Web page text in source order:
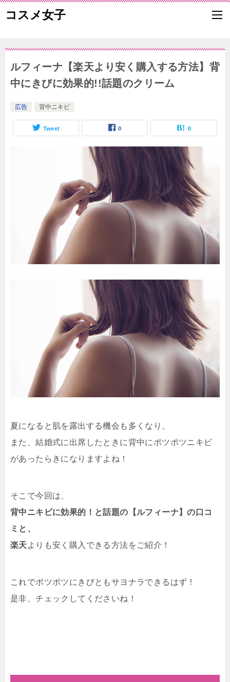
コスメ女子
ルフィーナ【楽天より安く購入する方法】背
中にきびに効果的!!話題のクリーム
広告 背中ニキビ
Tweet 0 0
夏になると肌を露出する機会も多くなり、
また、結婚式に出席したときに背中にポツポツニキビ
があったらきになりますよね！
そこで今回は、
背中ニキビに効果的！と話題の【ルフィーナ】の口コ
ミと、
楽天よりも安く購入できる方法をご紹介！
これでポツポツにきびともサヨナラできるはず！
是非、チェックしてくださいね！